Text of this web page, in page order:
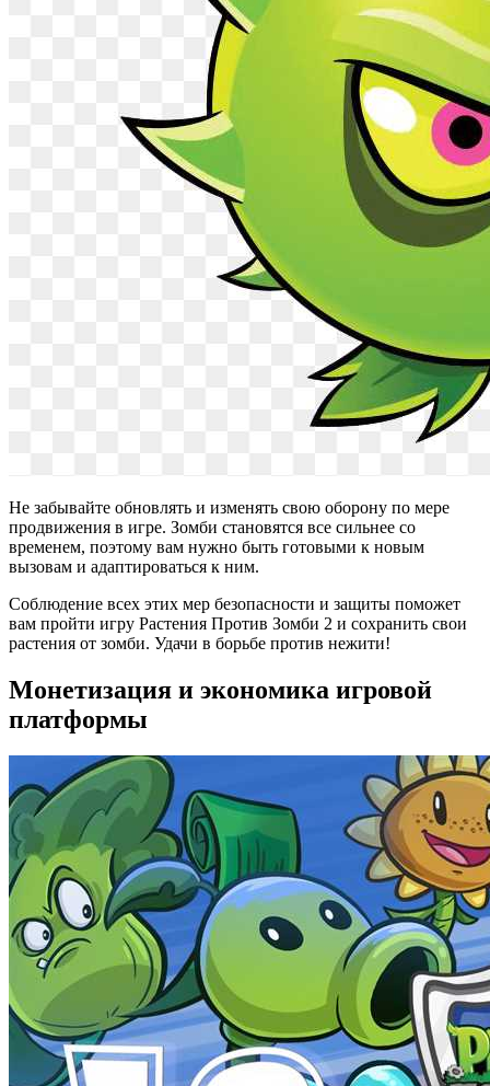
Не забывайте обновлять и изменять свою оборону по мере
продвижения в игре. Зомби становятся все сильнее со
временем, поэтому вам нужно быть готовыми к новым
вызовам и адаптироваться к ним.
Соблюдение всех этих мер безопасности и защиты поможет
вам пройти игру Растения Против Зомби 2 и сохранить свои
растения от зомби. Удачи в борьбе против нежити!
Монетизация и экономика игровой
платформы